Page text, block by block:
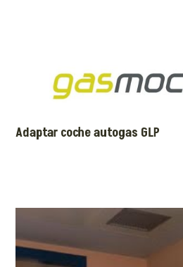
Adaptar coche autogas GLP